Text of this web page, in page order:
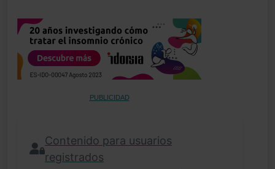
PUBLICIDAD
Contenido para usuarios
registrados